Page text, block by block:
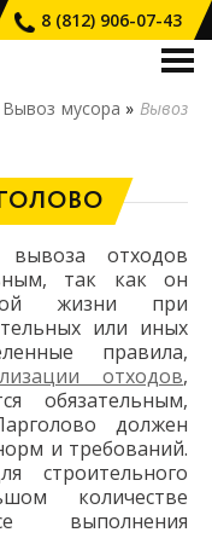
8 (812) 906-07-43
Вывоз мусора » Вывоз
отходов
так как он
жизни при
или иных
правила,
отходов,
обязательным,
должен
и требований.
строительного
количестве
выполнения